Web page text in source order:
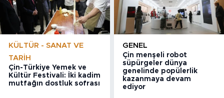
KÜLTÜR - SANAT VE
TARIH
Çin-Türkiye Yemek ve
Kültür Festivali: İki kadim
mutfağın dostluk sofrası
GENEL
Çin menşeli robot
süpürgeler dünya
genelinde popülerlik
kazanmaya devam
ediyor